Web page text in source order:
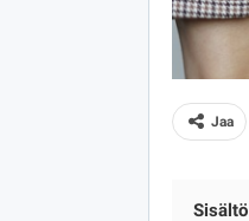
Jaa
Sisältö